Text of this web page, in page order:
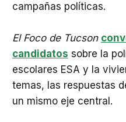
campañas políticas.
El Foco de Tucson
candidatos sobre la
escolares ESA y la
temas, las respuestas
un mismo eje central.